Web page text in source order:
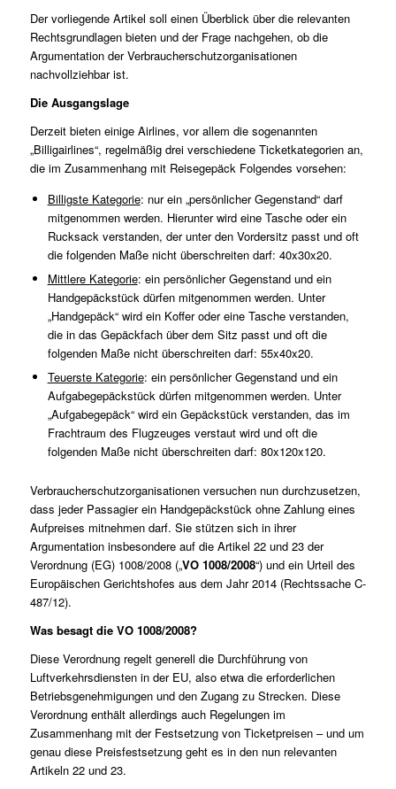
Der vorliegende Artikel soll einen Überblick über die relevanten
Rechtsgrundlagen bieten und der Frage nachgehen, ob die
Argumentation der Verbraucherschutzorganisationen
nachvollziehbar ist.
Die Ausgangslage
Derzeit bieten einige Airlines, vor allem die sogenannten
„Billigairlines“, regelmäßig drei verschiedene Ticketkategorien an,
die im Zusammenhang mit Reisegepäck Folgendes vorsehen:
Billigste Kategorie: nur ein „persönlicher Gegenstand“ darf
mitgenommen werden. Hierunter wird eine Tasche oder ein
Rucksack verstanden, der unter den Vordersitz passt und oft
die folgenden Maße nicht überschreiten darf: 40x30x20.
Mittlere Kategorie: ein persönlicher Gegenstand und ein
Handgepäckstück dürfen mitgenommen werden. Unter
„Handgepäck“ wird ein Koffer oder eine Tasche verstanden,
die in das Gepäckfach über dem Sitz passt und oft die
folgenden Maße nicht überschreiten darf: 55x40x20.
Teuerste Kategorie: ein persönlicher Gegenstand und ein
Aufgabegepäckstück dürfen mitgenommen werden. Unter
„Aufgabegepäck“ wird ein Gepäckstück verstanden, das im
Frachtraum des Flugzeuges verstaut wird und oft die
folgenden Maße nicht überschreiten darf: 80x120x120.
Verbraucherschutzorganisationen versuchen nun durchzusetzen,
dass jeder Passagier ein Handgepäckstück ohne Zahlung eines
Aufpreises mitnehmen darf. Sie stützen sich in ihrer
Argumentation insbesondere auf die Artikel 22 und 23 der
Verordnung (EG) 1008/2008 („VO 1008/2008“) und ein Urteil des
Europäischen Gerichtshofes aus dem Jahr 2014 (Rechtssache C-
487/12).
Was besagt die VO 1008/2008?
Diese Verordnung regelt generell die Durchführung von
Luftverkehrsdiensten in der EU, also etwa die erforderlichen
Betriebsgenehmigungen und den Zugang zu Strecken. Diese
Verordnung enthält allerdings auch Regelungen im
Zusammenhang mit der Festsetzung von Ticketpreisen – und um
genau diese Preisfestsetzung geht es in den nun relevanten
Artikeln 22 und 23.